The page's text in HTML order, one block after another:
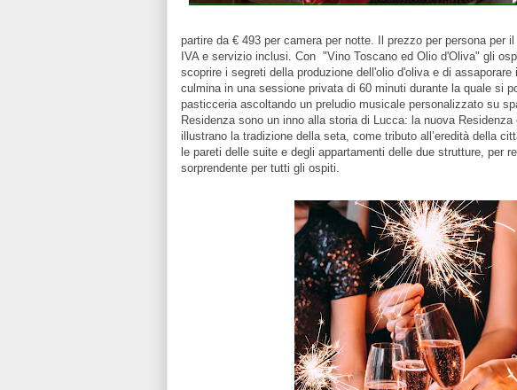
partire da € 493 per camera per notte. Il prezzo per persona per
IVA e servizio inclusi. Con "Vino Toscano ed Olio d'Oliva" gli
scoprire i segreti della produzione dell'olio d'oliva e di
culmina in una sessione privata di 60 minuti durante la quale si
pasticceria ascoltando un preludio musicale personalizzato su
Residenza sono un inno alla storia di Lucca: la nuova
illustrano la tradizione della seta, come tributo all’eredità della
le pareti delle suite e degli appartamenti delle due strutture, per
sorprendente per tutti gli ospiti.